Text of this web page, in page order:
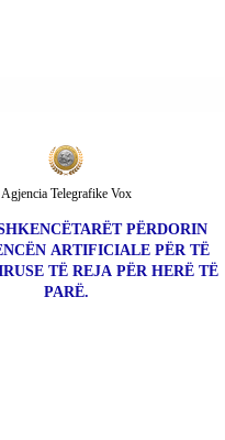
PËRDORIN
ARTIFICIALE PËR TË
TË REJA PËR HERË TË
PARË.
Agjencia Telegrafike Vox